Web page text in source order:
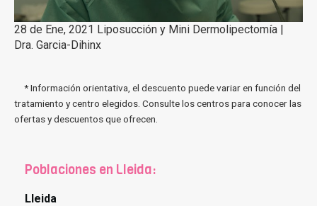
28 de Ene, 2021 Liposucción y Mini Dermolipectomía |
Dra. Garcia-Dihinx
* Información orientativa, el descuento puede variar en función del
tratamiento y centro elegidos. Consulte los centros para conocer las
ofertas y descuentos que ofrecen.
Poblaciones en Lleida:
Lleida